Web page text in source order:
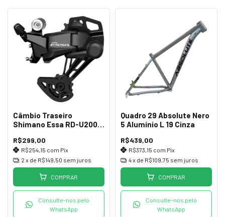
Câmbio Traseiro
Shimano Essa RD-U2000
R$299,00
R$254,15 com Pix
2 x de R$149,50 sem juros
COMPRAR
Consulte-nos pelo
WhatsApp
Quadro 29 Absolute Nero
5 Alumínio L 19 Cinza
R$439,00
R$373,15 com Pix
4x de R$109,75 sem juros
COMPRAR
Consulte-nos pelo
WhatsApp